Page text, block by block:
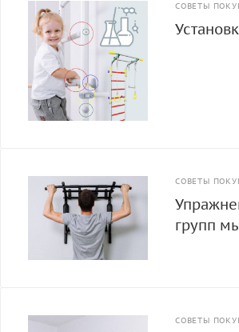
СОВЕТЫ
СОВЕТЫ
групп
СОВЕТЫ